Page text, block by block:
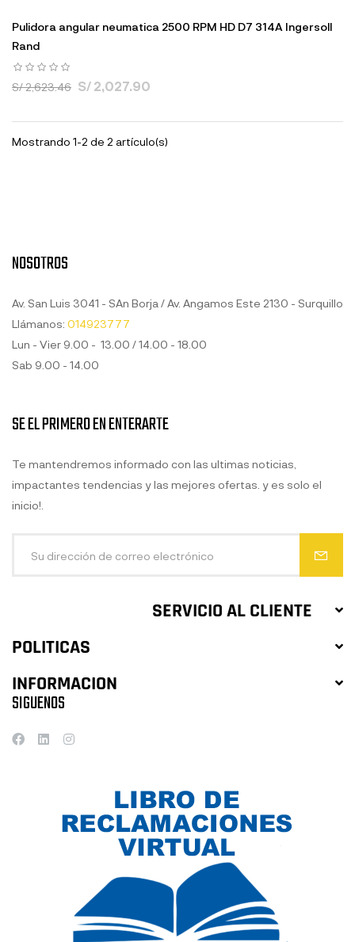
Pulidora angular neumatica 2500 RPM HD D7 314A Ingersoll
Rand
S/ 2,623.46 S/ 2,027.90
Mostrando 1-2 de 2 artículo(s)
NOSOTROS
Av. San Luis 3041 - SAn Borja / Av. Angamos Este 2130 - Surquillo
Llámanos: 014923777
Lun - Vier 9.00 - 13.00 / 14.00 - 18.00
Sab 9.00 - 14.00
SERVICIO AL CLIENTE
POLITICAS
INFORMACION
SE EL PRIMERO EN ENTERARTE
Te mantendremos informado con las ultimas noticias,
impactantes tendencias y las mejores ofertas. y es solo el
inicio!.
SIGUENOS